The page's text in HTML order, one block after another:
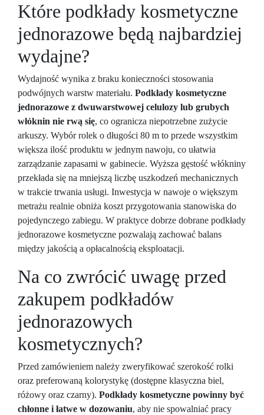
Które podkłady kosmetyczne
jednorazowe będą najbardziej
wydajne?
Wydajność wynika z braku konieczności stosowania
podwójnych warstw materiału. Podkłady kosmetyczne
jednorazowe z dwuwarstwowej celulozy lub grubych
włóknin nie rwą się, co ogranicza niepotrzebne zużycie
arkuszy. Wybór rolek o długości 80 m to przede wszystkim
większa ilość produktu w jednym nawoju, co ułatwia
zarządzanie zapasami w gabinecie. Wyższa gęstość włókniny
przekłada się na mniejszą liczbę uszkodzeń mechanicznych
w trakcie trwania usługi. Inwestycja w nawoje o większym
metrażu realnie obniża koszt przygotowania stanowiska do
pojedynczego zabiegu. W praktyce dobrze dobrane podkłady
jednorazowe kosmetyczne pozwalają zachować balans
między jakością a opłacalnością eksploatacji.
Na co zwrócić uwagę przed
zakupem podkładów
jednorazowych
kosmetycznych?
Przed zamówieniem należy zweryfikować szerokość rolki
oraz preferowaną kolorystykę (dostępne klasyczna biel,
różowy oraz czarny). Podkłady kosmetyczne powinny być
chłonne i łatwe w dozowaniu, aby nie spowalniać pracy